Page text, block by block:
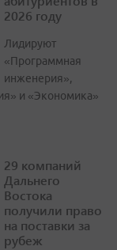
2026 году
Лидируют
«Программная
инженерия»,
и «Экономика»
29 компаний
Дальнего
Востока
получили право
на поставки за
рубеж